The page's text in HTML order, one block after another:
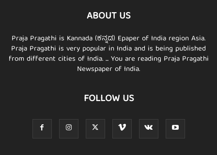
ABOUT US
Praja Pragathi is Kannada (ಕನ್ನಡ) Epaper of India region Asia.
Praja Pragathi is very popular in India and is being published
from different cities of India. ... You are reading Praja Pragathi
Newspaper of India.
FOLLOW US